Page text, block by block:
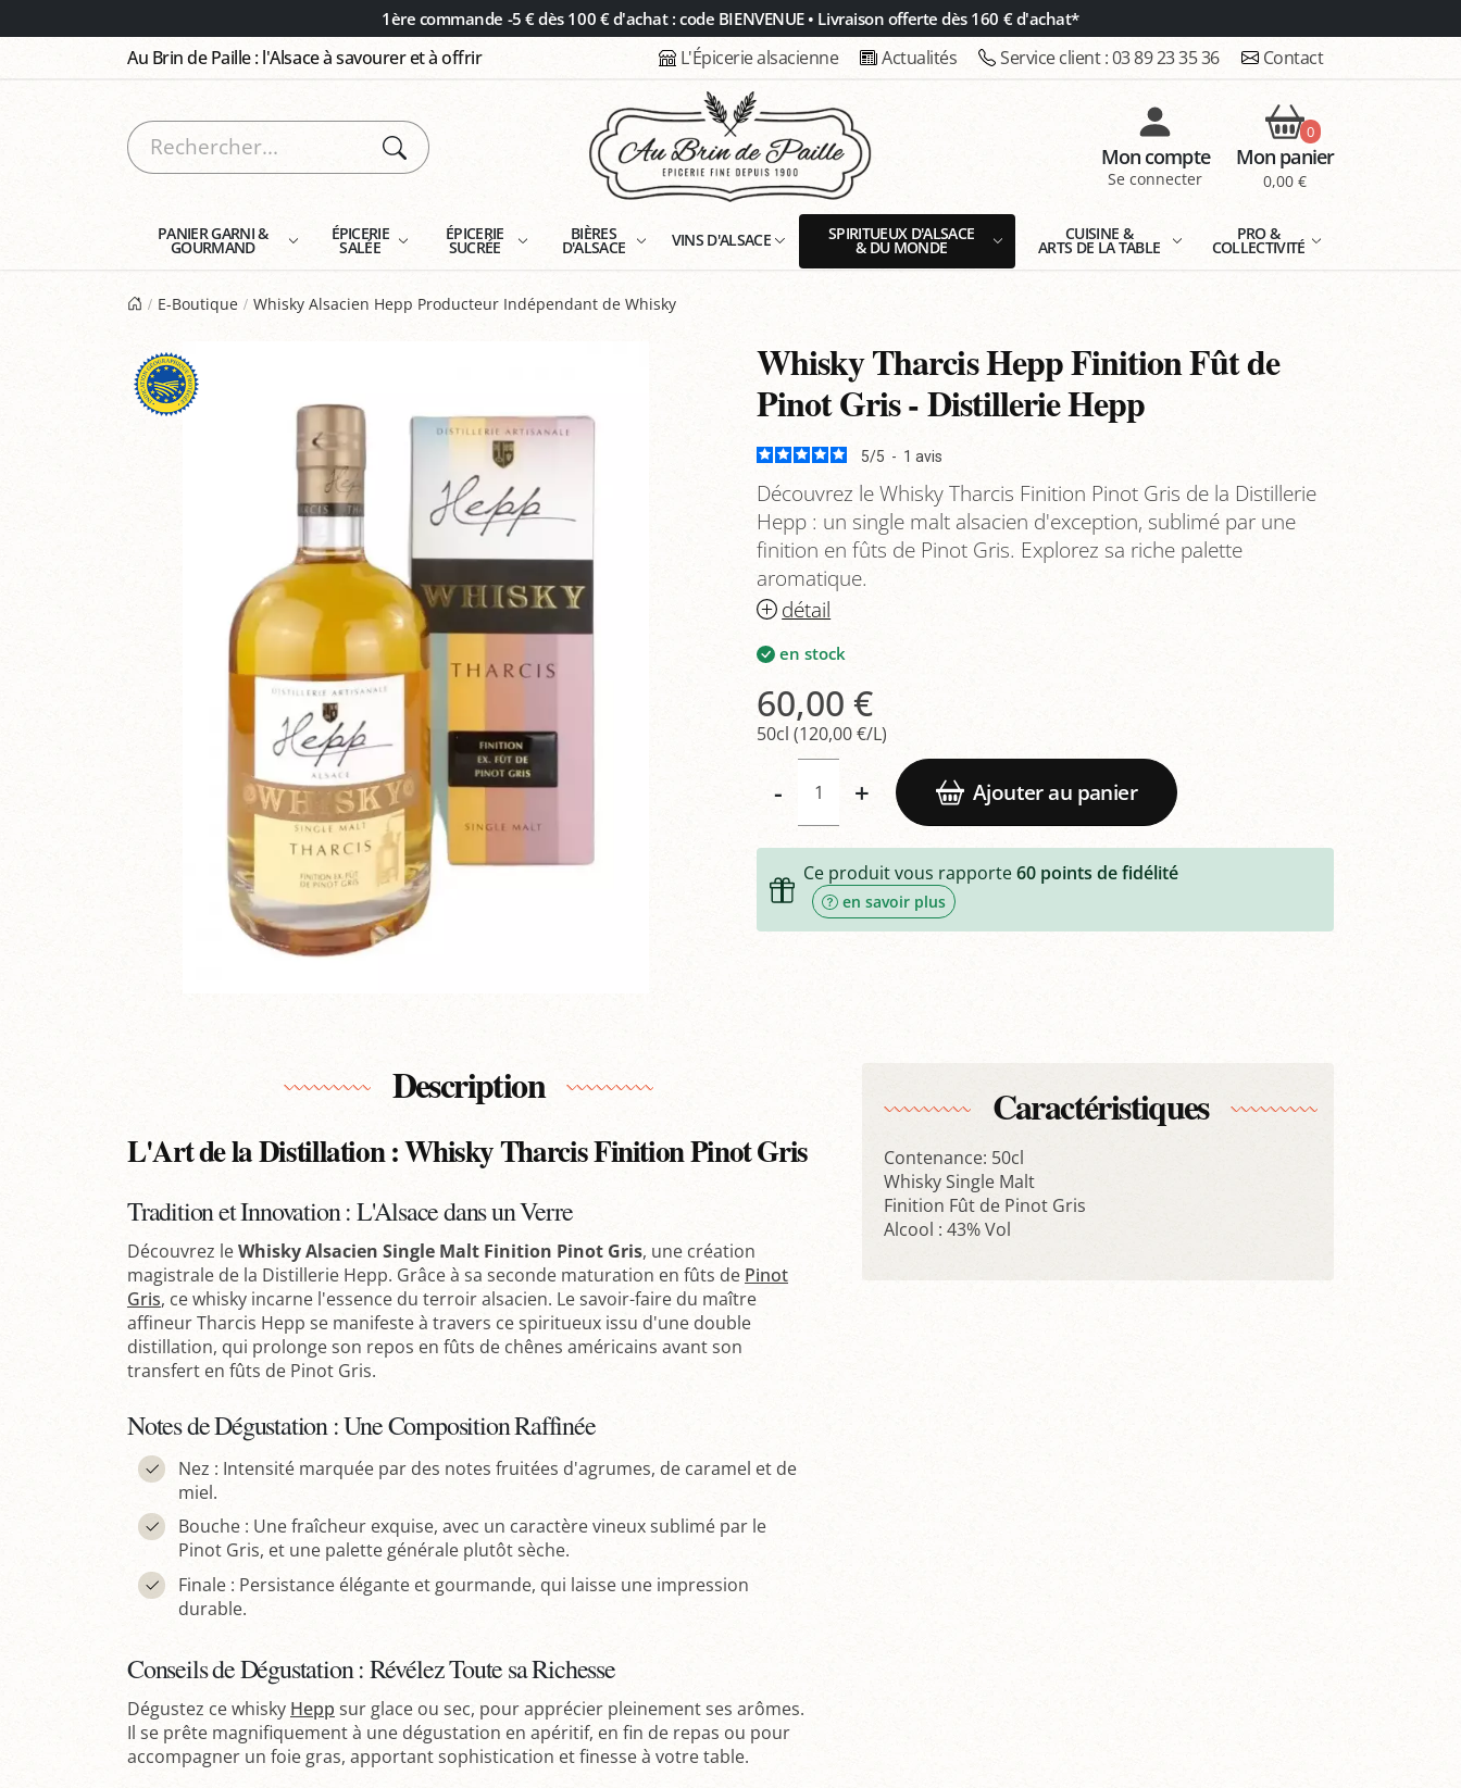
1ère commande -5 € dès 100 € d'achat : code BIENVENUE • Livraison offerte dès 160 € d'achat*
Au Brin de Paille : l'Alsace à savourer et à offrir L'Épicerie alsacienne Actualités Service client :03 89 23 35 36 Contact
Mon compte
Se connecter
0
Mon panier
0,00 €
PANIER GARNI &
GOURMAND
ÉPICERIE
SALÉE
ÉPICERIE
SUCRÉE
BIÈRES
D'ALSACE VINS D'ALSACE SPIRITUEUX D'ALSACE
& DU MONDE
CUISINE &
ARTS DE LA TABLE
PRO &
COLLECTIVITÉ
E-Boutique Whisky Alsacien Hepp Producteur Indépendant de Whisky
Whisky Tharcis Hepp Finition Fût de
Pinot Gris - Distillerie Hepp
5/5 - 1 avis
Découvrez le Whisky Tharcis Finition Pinot Gris de la Distillerie
Hepp : un single malt alsacien d'exception, sublimé par une
finition en fûts de Pinot Gris. Explorez sa riche palette
aromatique.
détail
en stock
60,00 €
50cl (120,00 €/L)
- + Ajouter au panier
Ce produit vous rapporte60 points de fidélité
en savoir plus
Description
L'Art de la Distillation : Whisky Tharcis Finition Pinot Gris
Tradition et Innovation : L'Alsace dans un Verre
Découvrez leWhisky Alsacien Single Malt Finition Pinot Gris, une création
magistrale de la Distillerie Hepp. Grâce à sa seconde maturation en fûts de Pinot
Gris, ce whisky incarne l'essence du terroir alsacien. Le savoir-faire du maître
affineur Tharcis Hepp se manifeste à travers ce spiritueux issu d'une double
distillation, qui prolonge son repos en fûts de chênes américains avant son
transfert en fûts de Pinot Gris.
Notes de Dégustation : Une Composition Raffinée
Nez : Intensité marquée par des notes fruitées d'agrumes, de caramel et de
miel.
Bouche : Une fraîcheur exquise, avec un caractère vineux sublimé par le
Pinot Gris, et une palette générale plutôt sèche.
Finale : Persistance élégante et gourmande, qui laisse une impression
durable.
Conseils de Dégustation : Révélez Toute sa Richesse
Dégustez ce whisky Hepp sur glace ou sec, pour apprécier pleinement ses arômes.
Il se prête magnifiquement à une dégustation en apéritif, en fin de repas ou pour
accompagner un foie gras, apportant sophistication et finesse à votre table.
Caractéristiques
Contenance: 50cl
Whisky Single Malt
Finition Fût de Pinot Gris
Alcool : 43% Vol